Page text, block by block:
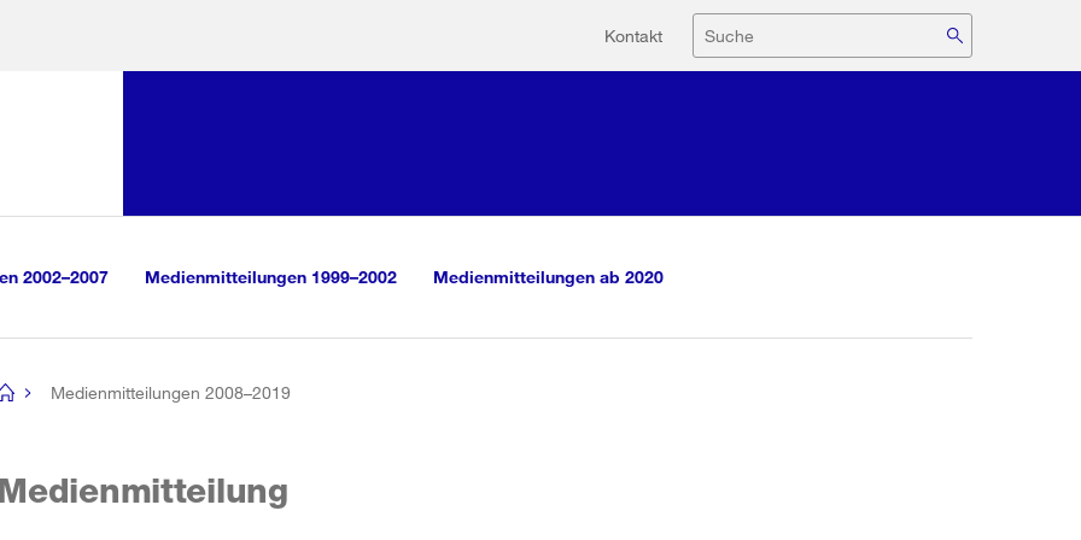
Hilfsnavigation
Kontakt Suche
2002–2007 Medienmitteilungen 1999–2002 Medienmitteilungen ab 2020
Medienmitteilungen 2008–2019